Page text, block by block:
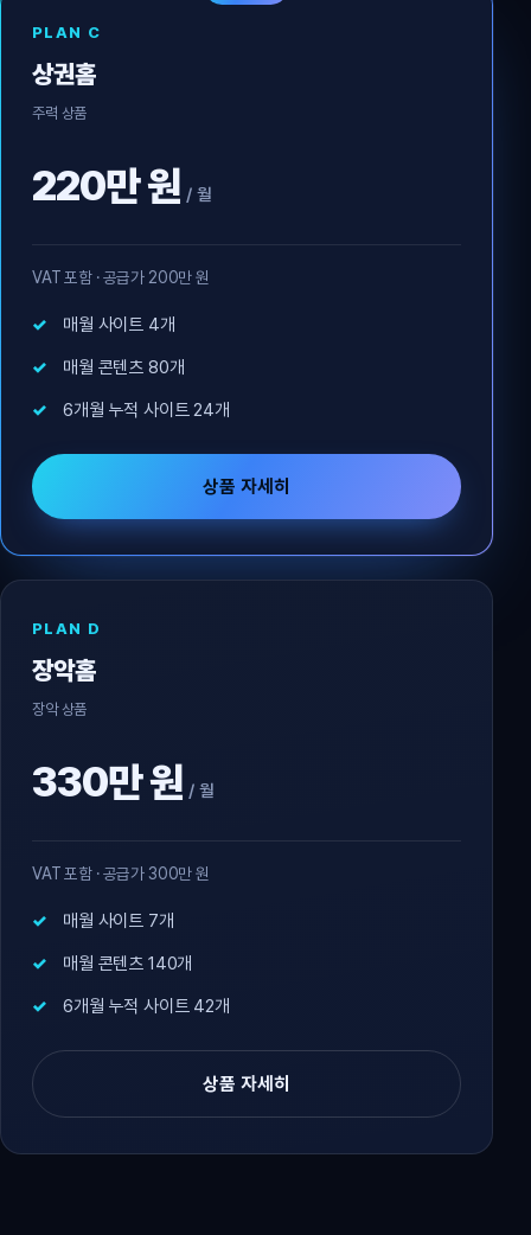
PLAN C
상권홈
주력 상품
220만 원 / 월
VAT 포함 · 공급가 200만 원
매월 사이트 4개
매월 콘텐츠 80개
6개월 누적 사이트 24개
상품 자세히
PLAN D
장악홈
장악 상품
330만 원 / 월
VAT 포함 · 공급가 300만 원
매월 사이트 7개
매월 콘텐츠 140개
6개월 누적 사이트 42개
상품 자세히